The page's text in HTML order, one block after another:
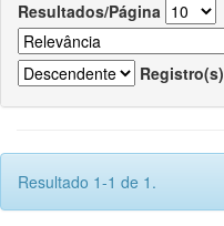
Resultados/Página
Registro(s)
Resultado 1-1 de 1.